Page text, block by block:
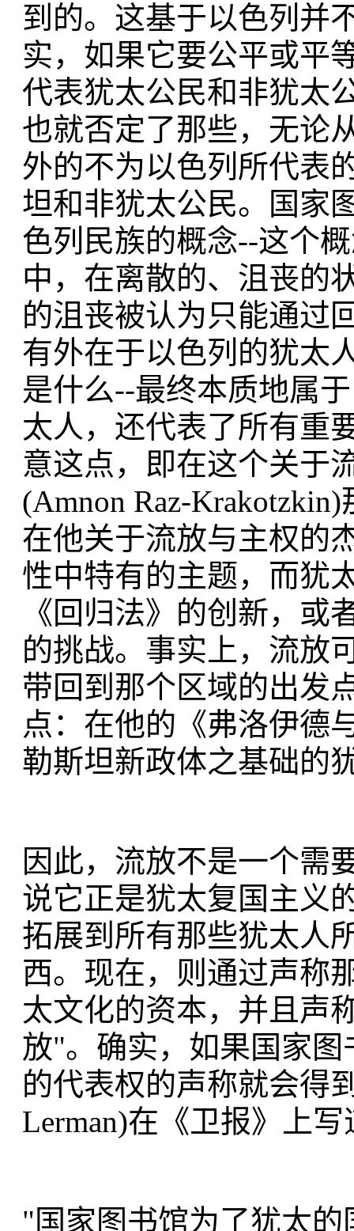
到的。这基于以色列并
实，如果它要公平或平
代表犹太公民和非犹太
也就否定了那些，无论
外的不为以色列所代表
坦和非犹太公民。国家
色列民族的概念--这个
中，在离散的、沮丧的
的沮丧被认为只能通过
有外在于以色列的犹太
是什么--最终本质地属
太人，还代表了所有重
意这点，即在这个关于
(Amnon Raz-
在他关于流放与主权的
性中特有的主题，而犹
《回归法》的创新，
的挑战。事实上，流放
带回到那个区域的出发
点：在他的《弗洛伊德
勒斯坦新政体之基础的
因此，流放不是一个需
说它正是犹太复国主义
拓展到所有那些犹太人
西。现在，则通过声称
太文化的资本，并且声
放"。确实，如果国家
的代表权的声称就会得
Lerman)在《卫报》上
"国家图书馆为了犹太